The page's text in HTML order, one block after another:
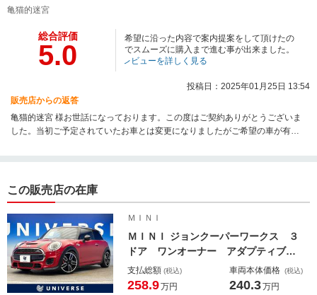
亀猫的迷宮
総合評価
5.0
希望に沿った内容で案内提案をして頂けたの
でスムーズに購入まで進む事が出来ました。
レビューを詳しく見る
投稿日：2025年01月25日 13:54
販売店からの返答
亀猫的迷宮 様お世話になっております。この度はご契約ありがとうございま
した。当初ご予定されていたお車とは変更になりましたがご希望の車が有っ
す。
この販売店の在庫
ＭＩＮＩ
ＭＩＮＩ ジョンクーパーワークス ３
ドア ワンオーナー アダプティブＬ
ＥＤ バックカメラ ハーフレザーシ
ート クルーズコントロール デュア
支払総額 (税込)
258.9万円
車両本体価格 (税込)
240.3万円